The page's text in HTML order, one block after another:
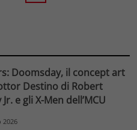
Doomsday, il concept art
Destino di Robert
e gli X-Men dell’MCU
2026